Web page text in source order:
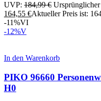
UVP: 184,99€
164,55 €Aktueller Preis ist:
-11%VI
-12%V
In den Warenkorb
PIKO 96660
H0